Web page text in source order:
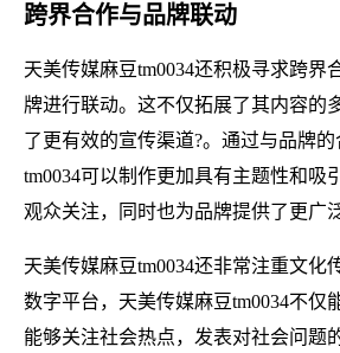
跨界合作与品牌联动
天美传媒麻豆tm0034还积极寻求跨界
牌进行联动。这不仅拓展了其内容的
了更有效的宣传渠道?。通过与品牌
tm0034可以制作更加具有主题性和吸
观众关注，同时也为品牌提供了更广
天美传媒麻豆tm0034还非常注重文化
数字平台，天美传媒麻豆tm0034不仅
能够关注社会热点，发表对社会问题